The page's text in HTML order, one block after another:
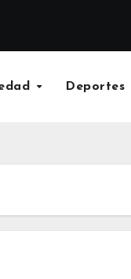
Deportes